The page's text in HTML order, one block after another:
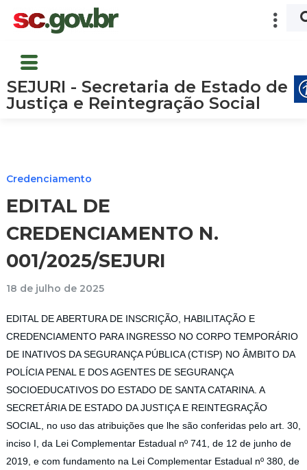
SEJURI - Secretaria de Estado de
Justiça e Reintegração Social
Credenciamento
EDITAL DE
CREDENCIAMENTO N.
001/2025/SEJURI
18 de julho de 2025
EDITAL DE ABERTURA DE INSCRIÇÃO, HABILITAÇÃO E
CREDENCIAMENTO PARA INGRESSO NO CORPO TEMPORÁRIO
DE INATIVOS DA SEGURANÇA PÚBLICA (CTISP) NO ÂMBITO DA
POLÍCIA PENAL E DOS AGENTES DE SEGURANÇA
SOCIOEDUCATIVOS DO ESTADO DE SANTA CATARINA. A
SECRETÁRIA DE ESTADO DA JUSTIÇA E REINTEGRAÇÃO
SOCIAL, no uso das atribuições que lhe são conferidas pelo art. 30,
inciso I, da Lei Complementar Estadual nº 741, de 12 de junho de
2019, e com fundamento na Lei Complementar Estadual nº 380, de